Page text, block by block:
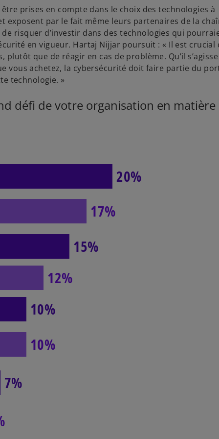
prises en compte dans le choix des technologies à
exposent par le fait même leurs partenaires de la
risquer d’investir dans des technologies qui
en vigueur. Hartaj Nijjar poursuit : « Il est crucial
que de réagir en cas de problème. Qu’il s’agisse
vous achetez, la cybersécurité doit faire partie du
technologie. »
défi de votre organisation en matière
20%
17%
15%
12%
10%
10%
7%